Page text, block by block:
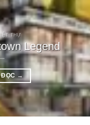
THỰ
Legend
ĐỌC →